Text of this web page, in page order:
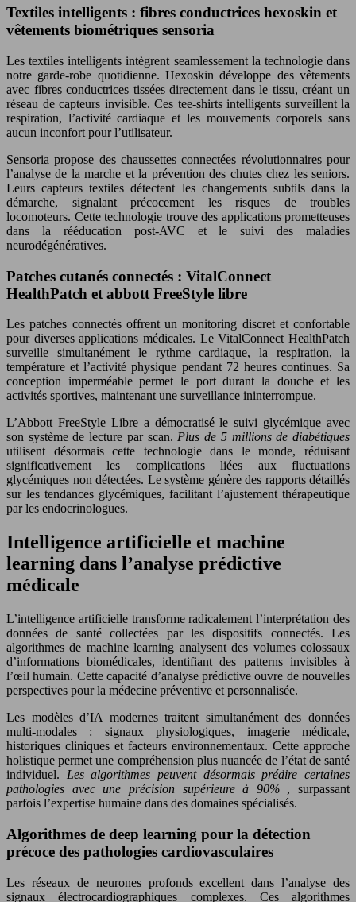
Textiles intelligents : fibres conductrices hexoskin et
vêtements biométriques sensoria
Les textiles intelligents intègrent seamlessement la technologie dans
notre garde-robe quotidienne. Hexoskin développe des vêtements
avec fibres conductrices tissées directement dans le tissu, créant un
réseau de capteurs invisible. Ces tee-shirts intelligents surveillent la
respiration, l’activité cardiaque et les mouvements corporels sans
aucun inconfort pour l’utilisateur.
Sensoria propose des chaussettes connectées révolutionnaires pour
l’analyse de la marche et la prévention des chutes chez les seniors.
Leurs capteurs textiles détectent les changements subtils dans la
démarche, signalant précocement les risques de troubles
locomoteurs. Cette technologie trouve des applications prometteuses
dans la rééducation post-AVC et le suivi des maladies
neurodégénératives.
Patches cutanés connectés : VitalConnect
HealthPatch et abbott FreeStyle libre
Les patches connectés offrent un monitoring discret et confortable
pour diverses applications médicales. Le VitalConnect HealthPatch
surveille simultanément le rythme cardiaque, la respiration, la
température et l’activité physique pendant 72 heures continues. Sa
conception imperméable permet le port durant la douche et les
activités sportives, maintenant une surveillance ininterrompue.
L’Abbott FreeStyle Libre a démocratisé le suivi glycémique avec
son système de lecture par scan.Plus de 5 millions de diabétiques
utilisent désormais cette technologie dans le monde, réduisant
significativement les complications liées aux fluctuations
glycémiques non détectées. Le système génère des rapports détaillés
sur les tendances glycémiques, facilitant l’ajustement thérapeutique
par les endocrinologues.
Intelligence artificielle et machine
learning dans l’analyse prédictive
médicale
L’intelligence artificielle transforme radicalement l’interprétation des
données de santé collectées par les dispositifs connectés. Les
algorithmes de machine learning analysent des volumes colossaux
d’informations biomédicales, identifiant des patterns invisibles à
l’œil humain. Cette capacité d’analyse prédictive ouvre de nouvelles
perspectives pour la médecine préventive et personnalisée.
Les modèles d’IA modernes traitent simultanément des données
multi-modales : signaux physiologiques, imagerie médicale,
historiques cliniques et facteurs environnementaux. Cette approche
holistique permet une compréhension plus nuancée de l’état de santé
individuel. Les algorithmes peuvent désormais prédire certaines
pathologies avec une précision supérieure à 90% , surpassant
parfois l’expertise humaine dans des domaines spécialisés.
Algorithmes de deep learning pour la détection
précoce des pathologies cardiovasculaires
Les réseaux de neurones profonds excellent dans l’analyse des
signaux électrocardiographiques complexes. Ces algorithmes